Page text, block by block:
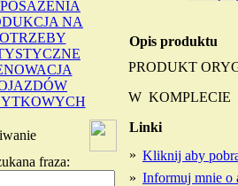
NA
fraza:
Opis produktu
PRODUKT
W
Linki
» Kliknij aby
» Informuj mnie o